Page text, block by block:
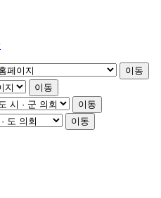
이동
이동
이동
이동